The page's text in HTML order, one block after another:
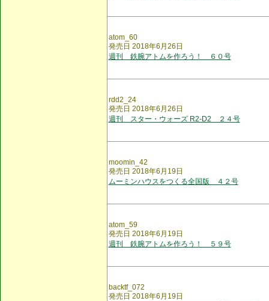
atom_60
発売日 2018年6月26日
週刊 鉄腕アトムを作ろう！ ６０号
rdd2_24
発売日 2018年6月26日
週刊 スター・ウォーズ R2-D2 ２４号
moomin_42
発売日 2018年6月19日
ムーミンハウスをつくる全国版 ４２号
atom_59
発売日 2018年6月19日
週刊 鉄腕アトムを作ろう！ ５９号
backtf_072
発売日 2018年6月19日